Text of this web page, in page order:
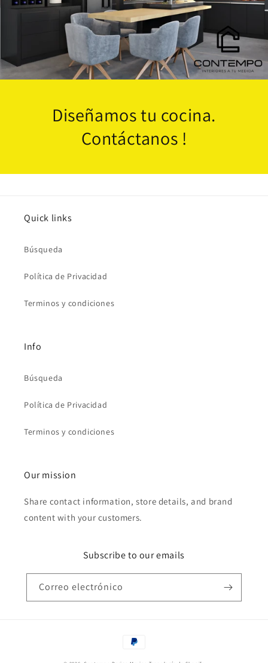
Diseñamos tu cocina.
Contáctanos !
Quick links
Búsqueda
Política de Privacidad
Terminos y condiciones
Info
Búsqueda
Política de Privacidad
Terminos y condiciones
Our mission
Share contact information, store details, and brand
content with your customers.
Subscribe to our emails
Correo electrónico
Formas